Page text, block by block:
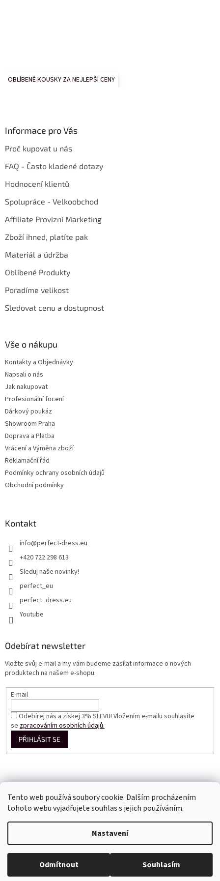
Tento web používá soubory cookie. Dalším procházením
tohoto webu vyjadřujete souhlas s jejich používáním.
Nastavení
Odmítnout Souhlasím
OBLÍBENÉ KOUSKY ZA NEJLEPŠÍ CENY
Informace pro Vás
Proč kupovat u nás
FAQ - Často kladené dotazy
Hodnocení klientů
Spolupráce - Velkoobchod
Affiliate Provizní Marketing
Zboží ihned, platíte pak
Materiál a údržba
Oblíbené Produkty
Poradíme velikost
Sledovat cenu a dostupnost
Vše o nákupu
Kontakty a Objednávky
Napsali o nás
Jak nakupovat
Profesionální focení
Dárkový poukáz
Showroom Praha
Doprava a Platba
Vrácení a Výměna zboží
Reklamační řád
Podmínky ochrany osobních údajů
Obchodní podmínky
Kontakt
info@perfect-dress.eu
+420 722 298 613
Sleduj naše novinky!
perfect_eu
perfect_dress.eu
Youtube
Odebírat newsletter
Vložte svůj e-mail a my vám budeme zasílat informace o nových
produktech na našem e-shopu.
E-mail
Odebírej nás a získej 3% SLEVU! Vložením e-mailu souhlasíte
sezpracováním osobních údajů.
PŘIHLÁSIT SE
Copyright 2026Perfect Dress EU. Všechna práva vyhrazena.
Upravit nastavení cookies